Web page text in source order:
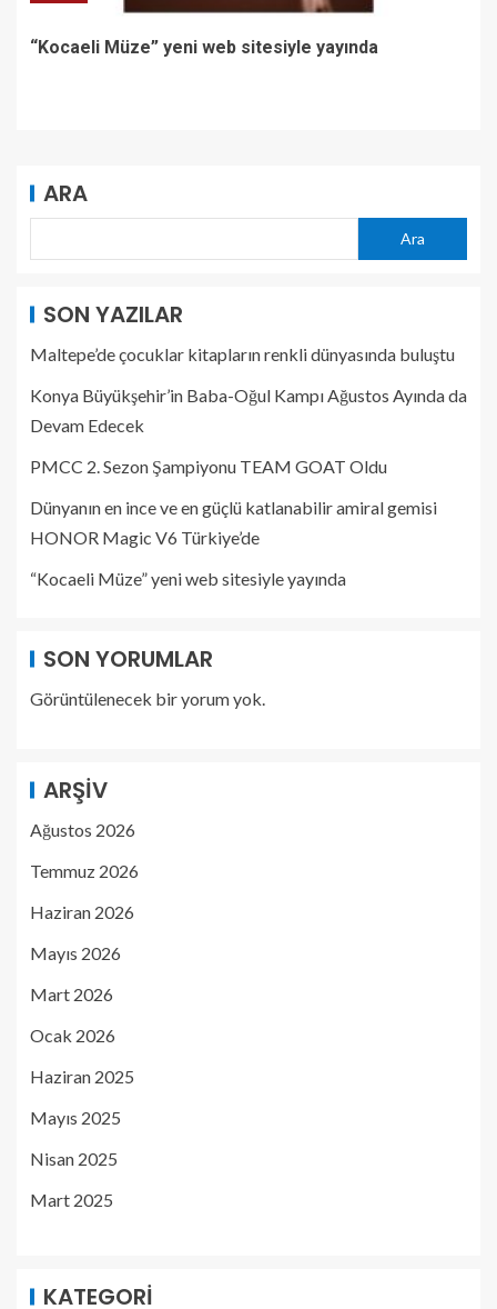
“Kocaeli Müze” yeni web sitesiyle yayında
ARA
Ara
SON YAZILAR
Maltepe’de çocuklar kitapların renkli dünyasında buluştu
Konya Büyükşehir’in Baba-Oğul Kampı Ağustos Ayında da
Devam Edecek
PMCC 2. Sezon Şampiyonu TEAM GOAT Oldu
Dünyanın en ince ve en güçlü katlanabilir amiral gemisi
HONOR Magic V6 Türkiye’de
“Kocaeli Müze” yeni web sitesiyle yayında
SON YORUMLAR
Görüntülenecek bir yorum yok.
ARŞIV
Ağustos 2026
Temmuz 2026
Haziran 2026
Mayıs 2026
Mart 2026
Ocak 2026
Haziran 2025
Mayıs 2025
Nisan 2025
Mart 2025
KATEGORI